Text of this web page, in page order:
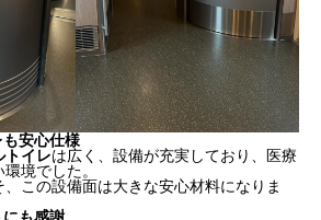
安心仕様
トイレは広く、設備が充実しており、医療
境でした。
この設備面は大きな安心材料になりま
も感謝